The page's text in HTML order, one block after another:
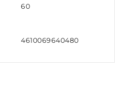
60
4610069640480